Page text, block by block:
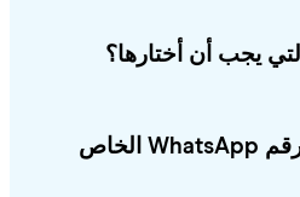
هل يمكنني الاحتفاظ برقم WhatsApp الخاص